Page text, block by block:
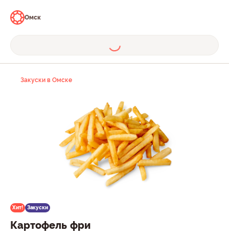
Омск
Закуски в Омске
Хит! Закуски
Картофель фри